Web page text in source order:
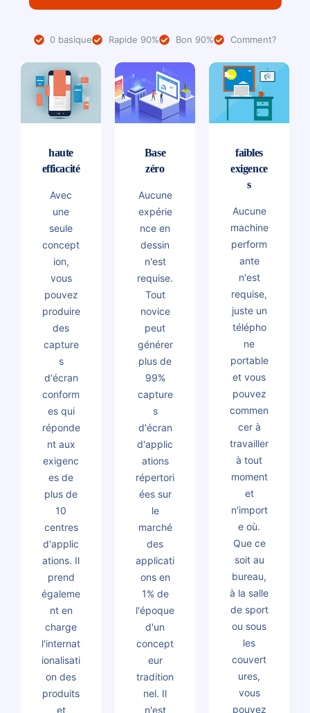
0 basique Rapide 90% Bon 90% Comment?
haute
efficacité
Avec
une
seule
concept
ion,
vous
pouvez
produire
des
capture
s
d'écran
conform
es qui
réponde
nt aux
exigenc
es de
plus de
10
centres
d'applic
ations. Il
prend
égaleme
nt en
charge
l'internat
ionalisati
on des
produits
et
Base
zéro
Aucune
expérie
nce en
dessin
n'est
requise.
Tout
novice
peut
générer
plus de
99%
capture
s
d'écran
d'applic
ations
répertori
ées sur
le
marché
des
applicati
ons en
1% de
l'époque
d'un
concept
eur
tradition
nel. Il
n'est
faibles
exigence
s
Aucune
machine
perform
ante
n'est
requise,
juste un
télépho
ne
portable
et vous
pouvez
commen
cer à
travailler
à tout
moment
et
n'import
e où.
Que ce
soit au
bureau,
à la salle
de sport
ou sous
les
couvert
ures,
vous
pouvez